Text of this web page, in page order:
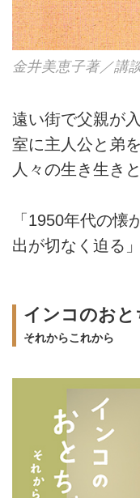
金井美恵子著／講
遠い街で父親が
室に主人公と弟
人々の生き生き
「1950年代の懐
出が切なく迫る」
インコのおと
それからこれから